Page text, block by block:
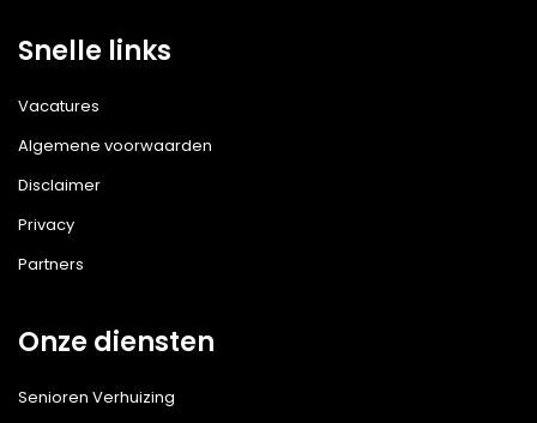
Snelle links
Vacatures
Algemene voorwaarden
Disclaimer
Privacy
Partners
Onze diensten
Senioren Verhuizing